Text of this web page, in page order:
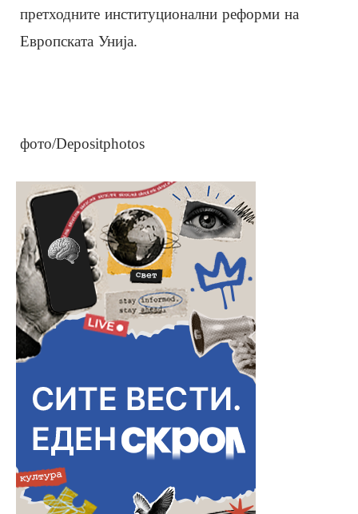
претходните институционални реформи на
Европската Унија.
фото/Depositphotos